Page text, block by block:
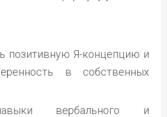
позитивную Я-концепцию и
в собственных
вербального и